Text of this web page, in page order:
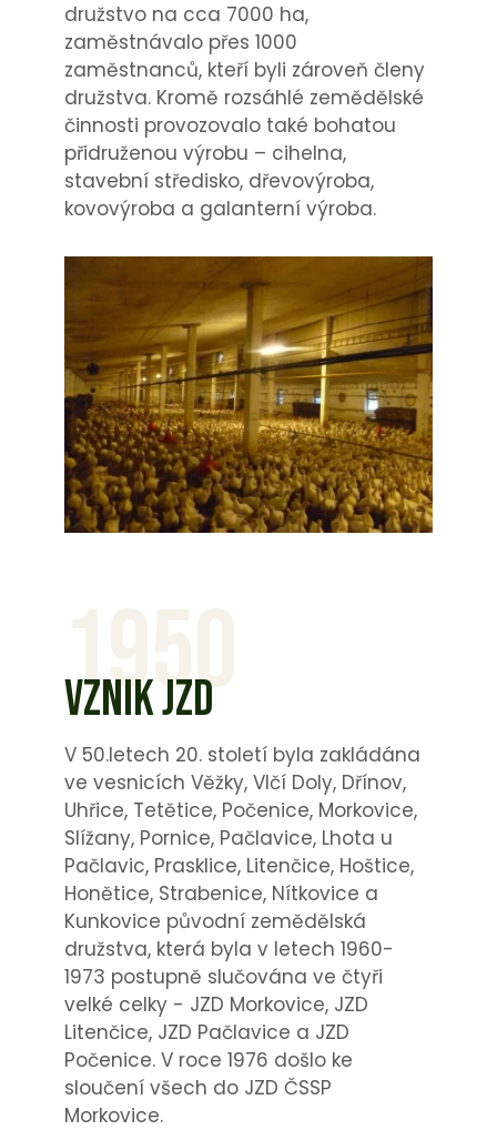
družstvo na cca 7000 ha,
zaměstnávalo přes 1000
zaměstnanců, kteří byli zároveň členy
družstva. Kromě rozsáhlé zemědělské
činnosti provozovalo také bohatou
přidruženou výrobu – cihelna,
stavební středisko, dřevovýroba,
kovovýroba a galanterní výroba.
1950
VZNIK JZD
V 50.letech 20. století byla zakládána
ve vesnicích Věžky, Vlčí Doly, Dřínov,
Uhřice, Tetětice, Počenice, Morkovice,
Slížany, Pornice, Pačlavice, Lhota u
Pačlavic, Prasklice, Litenčice, Hoštice,
Honětice, Strabenice, Nítkovice a
Kunkovice původní zemědělská
družstva, která byla v letech 1960-
1973 postupně slučována ve čtyři
velké celky - JZD Morkovice, JZD
Litenčice, JZD Pačlavice a JZD
Počenice. V roce 1976 došlo ke
sloučení všech do JZD ČSSP
Morkovice.